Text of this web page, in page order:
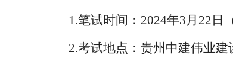
1.笔试时间：2024年3月 22 日
2.考试地点： 贵州中建伟业建